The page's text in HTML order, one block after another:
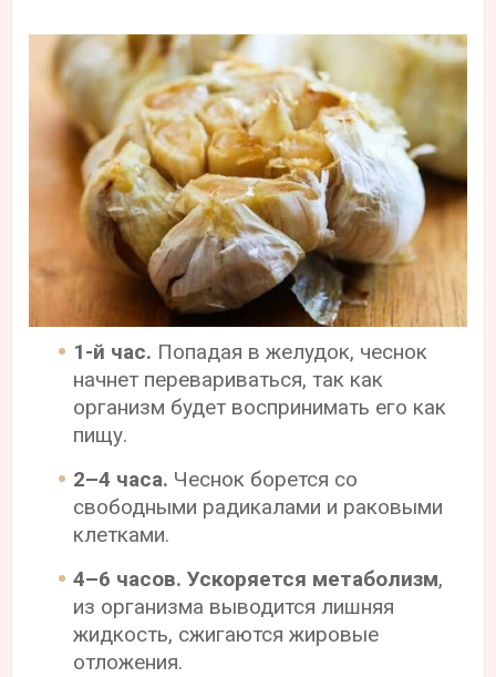
1-й час. Попадая в желудок, чеснок
начнет перевариваться, так как
организм будет воспринимать его как
пищу.
2–4 часа. Чеснок борется со
свободными радикалами и раковыми
клетками.
4–6 часов. Ускоряется метаболизм,
из организма выводится лишняя
жидкость, сжигаются жировые
отложения.